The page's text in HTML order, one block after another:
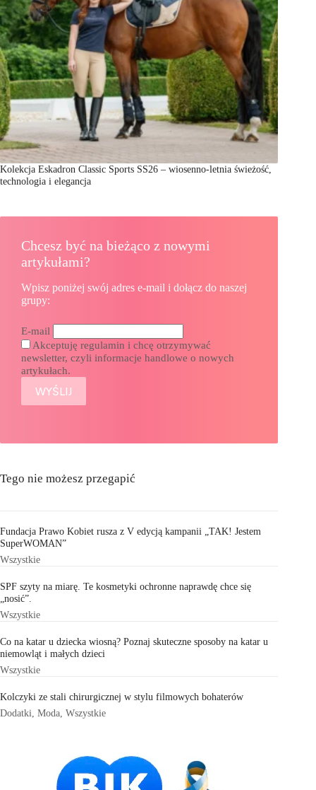
Kolekcja Eskadron Classic Sports SS26 – wiosenno-letnia świeżość,
technologia i elegancja
Chcesz być na bieżąco z nowymi
artykułami?
Wpisz poniżej swój adres e-mail i dołącz do naszej
grupy:
E-mail
Akceptuję regulamin i chcę otrzymywać
newsletter, czyli informacje handlowe o nowych
artykułach.
Tego nie możesz przegapić
Fundacja Prawo Kobiet rusza z V edycją kampanii „TAK! Jestem
SuperWOMAN”
Wszystkie
SPF szyty na miarę. Te kosmetyki ochronne naprawdę chce się
„nosić”.
Wszystkie
Co na katar u dziecka wiosną? Poznaj skuteczne sposoby na katar u
niemowląt i małych dzieci
Wszystkie
Kolczyki ze stali chirurgicznej w stylu filmowych bohaterów
Dodatki Moda Wszystkie